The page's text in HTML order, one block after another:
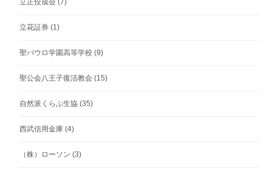
立正佼成会 (7)
立花証券 (1)
聖パウロ学園高等学校 (9)
聖公会八王子復活教会 (15)
自然派くらぶ生協 (35)
西武信用金庫 (4)
（株）ローソン (3)